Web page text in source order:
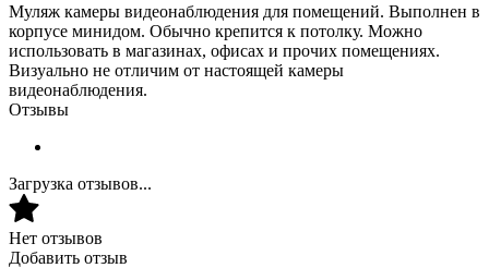
Муляж камеры видеонаблюдения для помещений. Выполнен в
корпусе минидом. Обычно крепится к потолку. Можно
использовать в магазинах, офисах и прочих помещениях.
Визуально не отличим от настоящей камеры
видеонаблюдения.
Отзывы
Загрузка отзывов...
Нет отзывов
Добавить отзыв